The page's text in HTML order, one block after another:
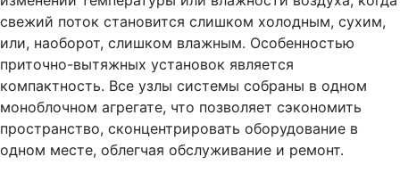
свежий поток становится слишком холодным, сухим,
или, наоборот, слишком влажным. Особенностью
приточно-вытяжных установок является
компактность. Все узлы системы собраны в одном
моноблочном агрегате, что позволяет сэкономить
пространство, сконцентрировать оборудование в
одном месте, облегчая обслуживание и ремонт.